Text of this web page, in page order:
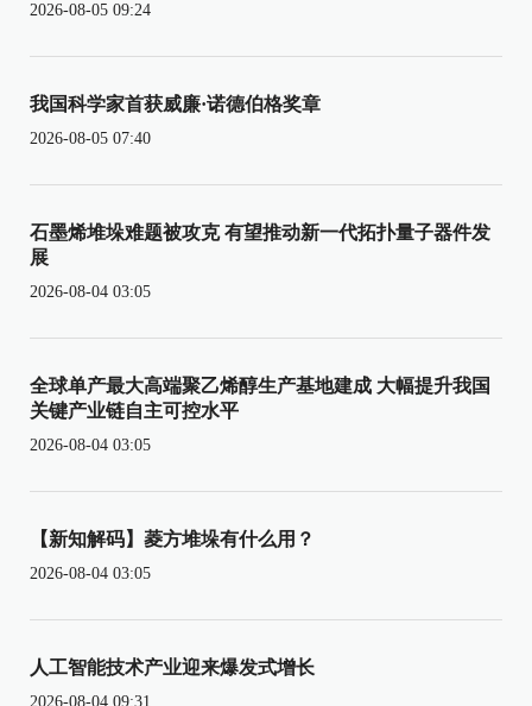
2026-08-05 09:24
我国科学家首获威廉·诺德伯格奖章
2026-08-05 07:40
石墨烯堆垛难题被攻克 有望推动新一代拓扑量子器件发
展
2026-08-04 03:05
全球单产最大高端聚乙烯醇生产基地建成 大幅提升我国
关键产业链自主可控水平
2026-08-04 03:05
【新知解码】菱方堆垛有什么用？
2026-08-04 03:05
人工智能技术产业迎来爆发式增长
2026-08-04 09:31